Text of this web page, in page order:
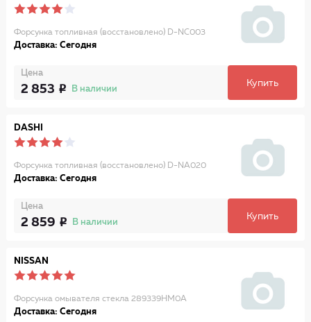
Форсунка топливная (восстановлено) D-NC003
Доставка: Сегодня
Цена
2 853 В наличии
Купить
DASHI
Форсунка топливная (восстановлено) D-NA020
Доставка: Сегодня
Цена
2 859 В наличии
Купить
NISSAN
Форсунка омывателя стекла 289339HM0A
Доставка: Сегодня